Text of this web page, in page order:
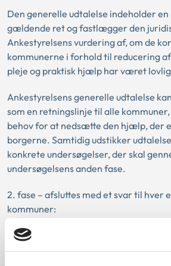
Den generelle udtalelse indeholder
gældende ret og fastlægger den
Ankestyrelsens vurdering af, om de
kommunerne i forhold til reducering
pleje og praktisk hjælp har været
Ankestyrelsens generelle udtalelse
som en retningslinje til alle
behov for at nedsætte den hjælp, der
borgerne. Samtidig udstikker
konkrete undersøgelser, der skal
undersøgelsens anden fase.
2. fase – afsluttes med et svar til hver
kommuner:
Anden fase af undersøgelsen er en
af de konkrete tiltag i kommunerne i